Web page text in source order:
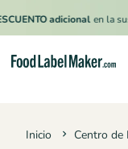
adicional en la
Inicio Centro de